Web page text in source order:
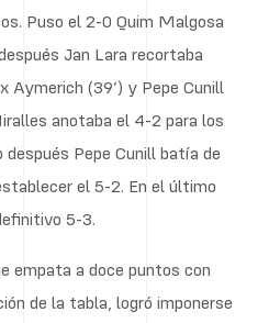
Puso el 2-0 Quim Malgosa
Jan Lara recortaba
Aymerich (39’) y Pepe Cunill
anotaba el 4-2 para los
Pepe Cunill batía de
el 5-2. En el último
5-3.
empata a doce puntos con
de la tabla, logró imponerse